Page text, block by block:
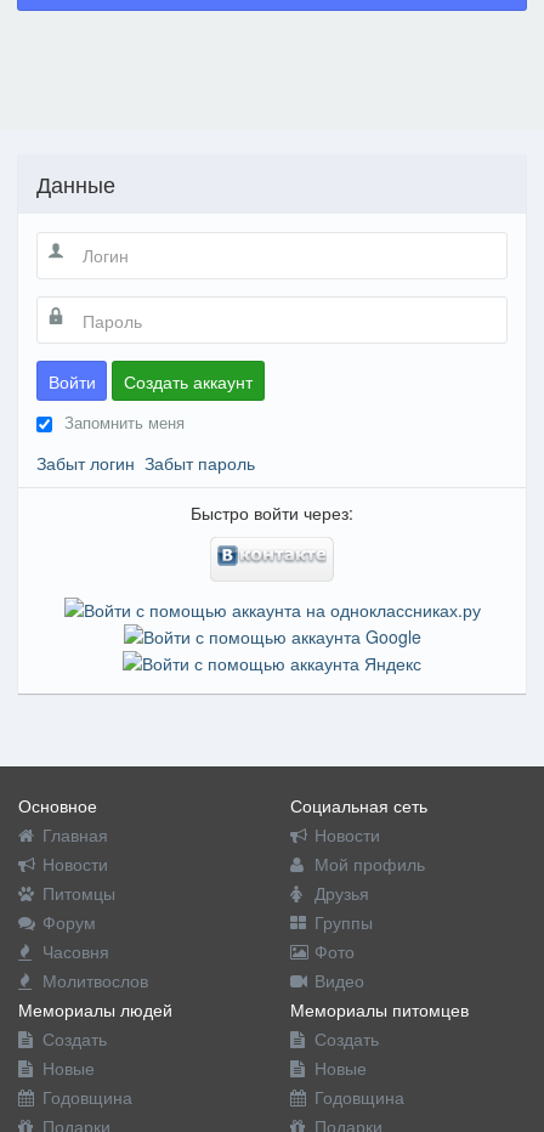
Данные
Войти Создать аккаунт
Запомнить меня
Забыт логин Забыт пароль
Быстро войти через:
Основное
Главная
Новости
Питомцы
Форум
Часовня
Молитвослов
Социальная сеть
Новости
Мой профиль
Друзья
Группы
Фото
Видео
Мемориалы людей
Создать
Новые
Годовщина
Подарки
Мемориалы питомцев
Создать
Новые
Годовщина
Подарки